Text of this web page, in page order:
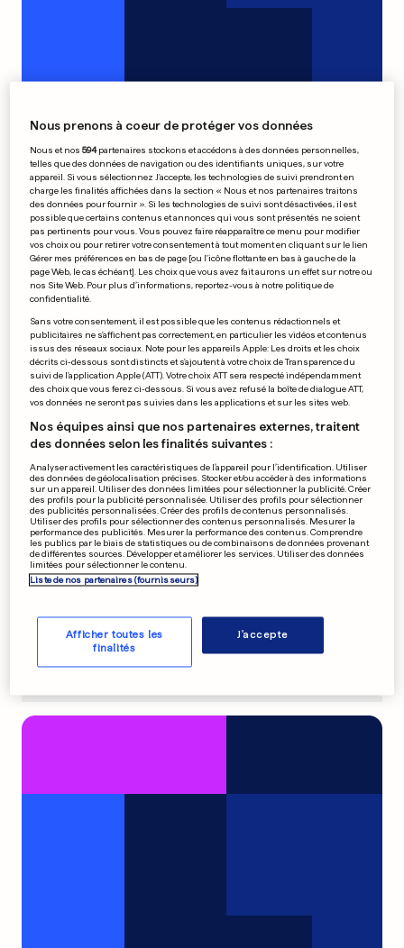
Sans permis, ivre, aveugle et...
au volant
0 0
La question de l’âge des
gymnastes chinoises
rebondit
0 0
Le Boni enfin versé aux
Belges et aux Allemands
0 0
PUBLICITÉ
Nous prenons à coeur de protéger vos données
Nous et nos594partenaires stockons et accédons à des données personnelles,
telles que des données de navigation ou des identifiants uniques, sur votre
appareil. Si vous sélectionnez J'accepte, les technologies de suivi prendront en
charge les finalités affichées dans la section « Nous et nos partenaires traitons
des données pour fournir ». Si les technologies de suivi sont désactivées, il est
possible que certains contenus et annonces qui vous sont présentés ne soient
pas pertinents pour vous. Vous pouvez faire réapparaître ce menu pour modifier
vos choix ou pour retirer votre consentement à tout moment en cliquant sur le lien
Gérer mes préférences en bas de page [ou l'icône flottante en bas à gauche de la
page Web, le cas échéant]. Les choix que vous avez fait aurons un effet sur notre ou
nos Site Web. Pour plus d’informations, reportez-vous à notre politique de
confidentialité.
Sans votre consentement, il est possible que les contenus rédactionnels et
publicitaires ne s'affichent pas correctement, en particulier les vidéos et contenus
issus des réseaux sociaux. Note pour les appareils Apple: Les droits et les choix
décrits ci-dessous sont distincts et s'ajoutent à votre choix de Transparence du
suivi de l'application Apple (ATT). Votre choix ATT sera respecté indépendamment
des choix que vous ferez ci-dessous. Si vous avez refusé la boîte de dialogue ATT,
vos données ne seront pas suivies dans les applications et sur les sites web.
Nos équipes ainsi que nos partenaires externes, traitent
des données selon les finalités suivantes :
Analyser activement les caractéristiques de l’appareil pour l’identification. Utiliser
des données de géolocalisation précises. Stocker et/ou accéder à des informations
sur un appareil. Utiliser des données limitées pour sélectionner la publicité. Créer
des profils pour la publicité personnalisée. Utiliser des profils pour sélectionner
des publicités personnalisées. Créer des profils de contenus personnalisés.
Utiliser des profils pour sélectionner des contenus personnalisés. Mesurer la
performance des publicités. Mesurer la performance des contenus. Comprendre
les publics par le biais de statistiques ou de combinaisons de données provenant
de différentes sources. Développer et améliorer les services. Utiliser des données
limitées pour sélectionner le contenu.
Liste de nos partenaires (fournisseurs)
Afficher toutes les
finalités
J'accepte